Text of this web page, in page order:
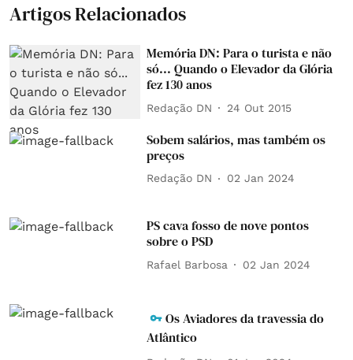
Artigos Relacionados
Memória DN: Para o turista e não
só... Quando o Elevador da Glória
fez 130 anos
Redação DN 24 Out 2015
Sobem salários, mas também os
preços
Redação DN 02 Jan 2024
PS cava fosso de nove pontos
sobre o PSD
Rafael Barbosa 02 Jan 2024
Os Aviadores da travessia do
Atlântico